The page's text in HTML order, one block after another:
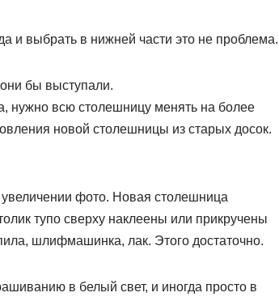
и выбрать в нижней части это не проблема.
бы выступали.
нужно всю столешницу менять на более
новой столешницы из старых досок.
фото. Новая столешница
тупо сверху наклеены или прикручены
шлифмашинка, лак. Этого достаточно.
в белый свет, и иногда просто в